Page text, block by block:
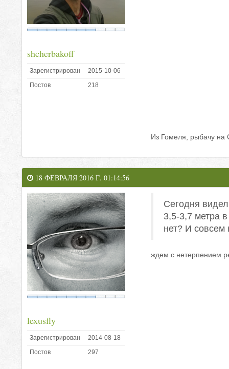
shcherbakoff
Зарегистрирован
2015-10-06
Постов
218
Из Гомеля, рыбачу на
18 ФЕВРАЛЯ 2016 Г. 01:14:56
lexusfly
Зарегистрирован
2014-08-18
Постов
297
Сегодня
3,5-3,7 метра
нет? И совсем
ждем с нетерпением